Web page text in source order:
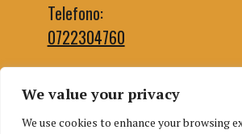
We value your privacy
We use cookies to enhance your browsing
Telefono:
0722304760
Email segreteria: